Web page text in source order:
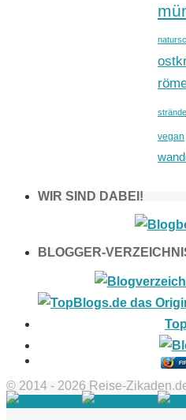
strände
vegan
WIR SIND DABEI!
BLOGGER-
© 2014 - 2026 Reise-